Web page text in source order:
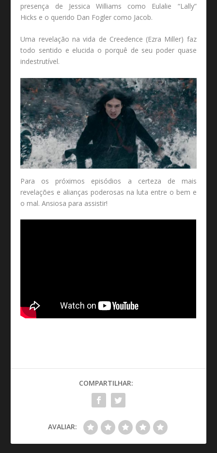
presença de Jessica Williams como Eulalie “Lally”
Hicks e o querido Dan Fogler como Jacob.
Uma revelação na vida de Creedence (Ezra Miller) faz
todo sentido e elucida o porquê de seu poder quase
indestrutível.
Para os próximos episódios a certeza de mais
revelações e alianças poderosas na luta entre o bem e
o mal. Ansiosa para assistir!
COMPARTILHAR:
AVALIAR: